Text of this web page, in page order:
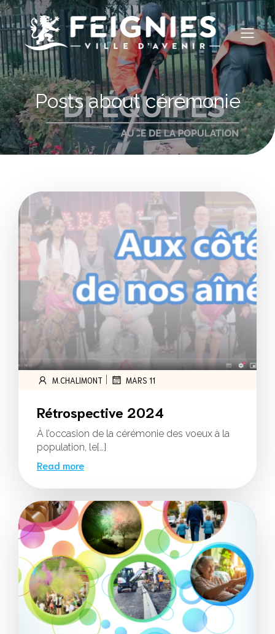
Posts about cérémonie
M.CHALIMONT MARS 11
Rétrospective 2024
À l’occasion de la cérémonie des voeux à la
population, le[…]
Read more